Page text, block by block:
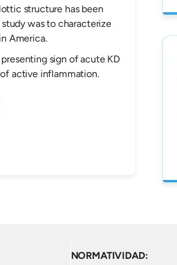
structure has been
was to characterize
America.
sign of acute KD
active inflammation.
NORMATIVIDAD: